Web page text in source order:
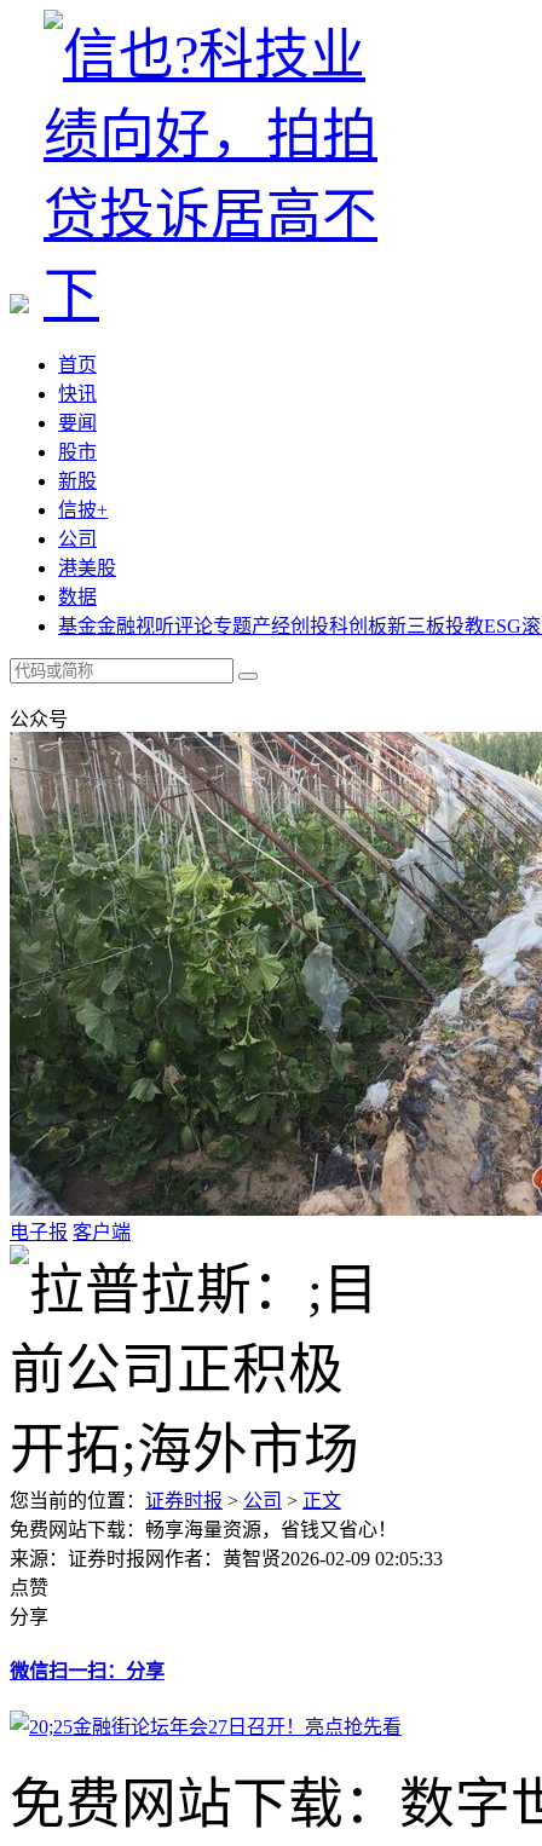
首页
快讯
要闻
股市
新股
信披+
公司
港美股
数据
基金金融视听评论专题产经创投科创板新三板投教ESG
公众号
电子报 客户端
您当前的位置： 证券时报 > 公司 > 正文
免费网站下载：畅享海量资源，省钱又省心！
来源：证券时报网作者：黄智贤2026-02-09 02:05:33
点赞
分享
微信扫一扫：分享
免费网站下载：数字